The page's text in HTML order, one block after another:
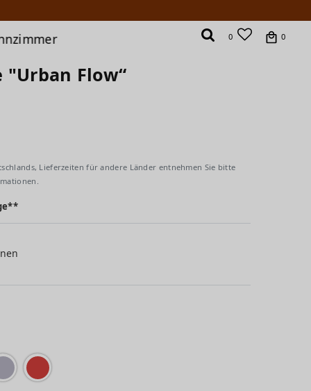
0 0
"Urban Flow“
Lieferzeiten für andere Länder entnehmen Sie bitte